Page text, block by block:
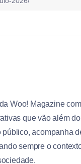
Woo! Magazine
que vão além
acompanha
sempre o